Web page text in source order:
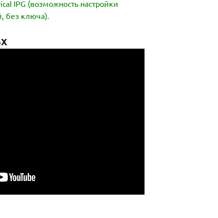
IPG (возможность настройки
без ключа).